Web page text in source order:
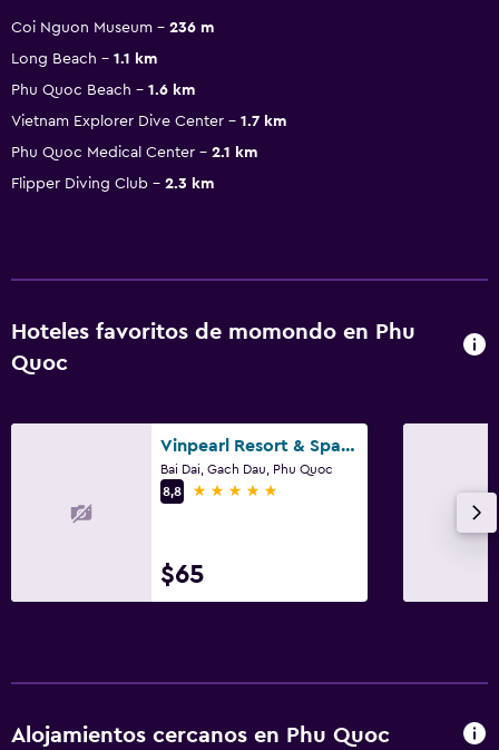
Coi Nguon Museum
236 m
Long Beach
1.1 km
Phu Quoc Beach
1.6 km
Vietnam Explorer Dive Center
1.7 km
Phu Quoc Medical Center
2.1 km
Flipper Diving Club
2.3 km
Hoteles favoritos de momondo en Phu
Quoc
Vinpearl Resort & Spa Phu Quoc
Bai Dai, Gach Dau, Phu Quoc
8,8
5 estrellas
$65
Alojamientos cercanos en Phu Quoc